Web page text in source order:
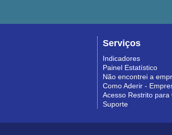
Serviços
Indicadores
Painel Estatístico
Não encontrei a
Como Aderir -
Acesso Restrito
Suporte